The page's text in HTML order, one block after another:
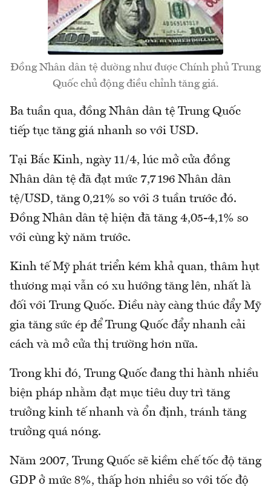
Đồng Nhân dân tệ dường như được Chính phủ Trung
Quốc chủ động điều chỉnh tăng giá.
Ba tuần qua, đồng Nhân dân tệ Trung Quốc
tiếp tục tăng giá nhanh so với USD.
Tại Bắc Kinh, ngày 11/4, lúc mở cửa đồng
Nhân dân tệ đã đạt mức 7,7196 Nhân dân
tệ/USD, tăng 0,21% so với 3 tuần trước đó.
Đồng Nhân dân tệ hiện đã tăng 4,05-4,1% so
với cùng kỳ năm trước.
Kinh tế Mỹ phát triển kém khả quan, thâm hụt
thương mại vẫn có xu hướng tăng lên, nhất là
đối với Trung Quốc. Điều này càng thúc đẩy Mỹ
gia tăng sức ép để Trung Quốc đẩy nhanh cải
cách và mở cửa thị trường hơn nữa.
Trong khi đó, Trung Quốc đang thi hành nhiều
biện pháp nhằm đạt mục tiêu duy trì tăng
trưởng kinh tế nhanh và ổn định, tránh tăng
trưởng quá nóng.
Năm 2007, Trung Quốc sẽ kiềm chế tốc độ tăng
GDP ở mức 8%, thấp hơn nhiều so với tốc độ